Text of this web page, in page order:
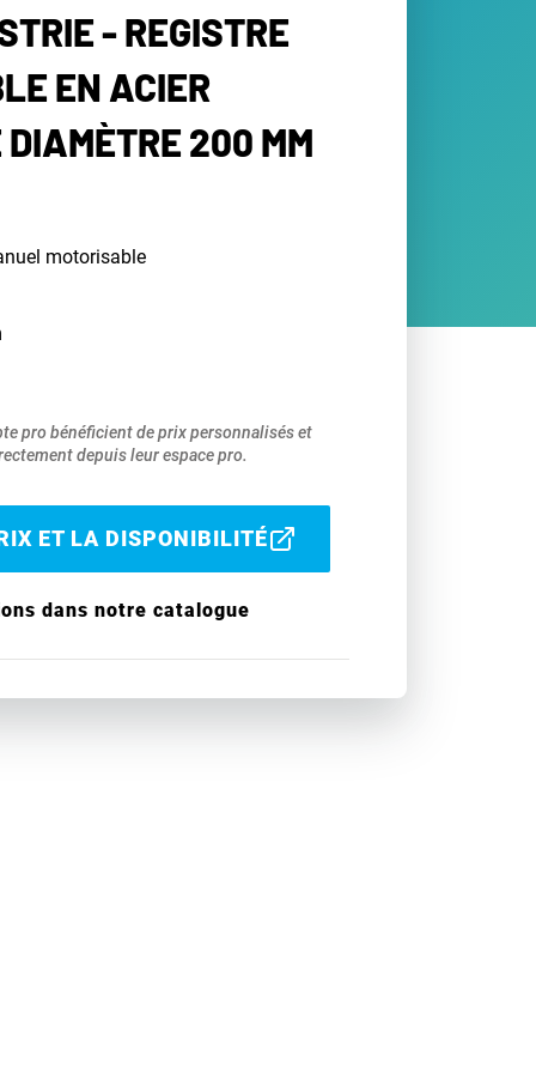
- REGISTRE
EN ACIER
200 MM
motorisable
pro bénéficient de prix personnalisés et
depuis leur espace pro.
ET LA DISPONIBILITÉ
dans notre catalogue